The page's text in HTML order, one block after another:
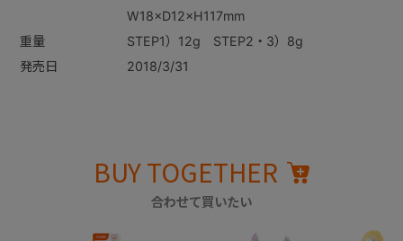
W18×D12×H117mm
重量
STEP1）12g STEP2・3）8g
発売日
2018/3/31
BUY TOGETHER
合わせて買いたい